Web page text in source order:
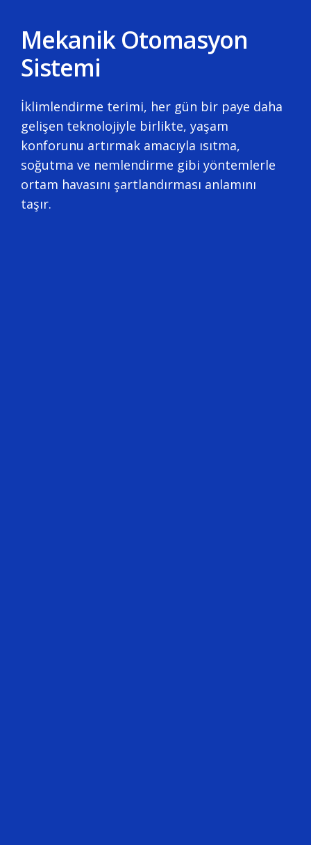
Mekanik Otomasyon
Sistemi
İklimlendirme terimi, her gün bir paye daha
gelişen teknolojiyle birlikte, yaşam
konforunu artırmak amacıyla ısıtma,
soğutma ve nemlendirme gibi yöntemlerle
ortam havasını şartlandırması anlamını
taşır.